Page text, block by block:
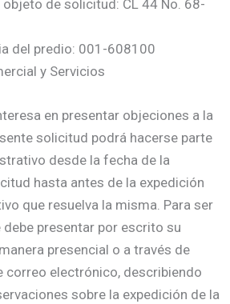
de solicitud: CL 44 No. 68-
del predio: 001-608100
y Servicios
en presentar objeciones a la
solicitud podrá hacerse parte
desde la fecha de la
hasta antes de la expedición
que resuelva la misma. Para ser
presentar por escrito su
presencial o a través de
correo electrónico, describiendo
sobre la expedición de la